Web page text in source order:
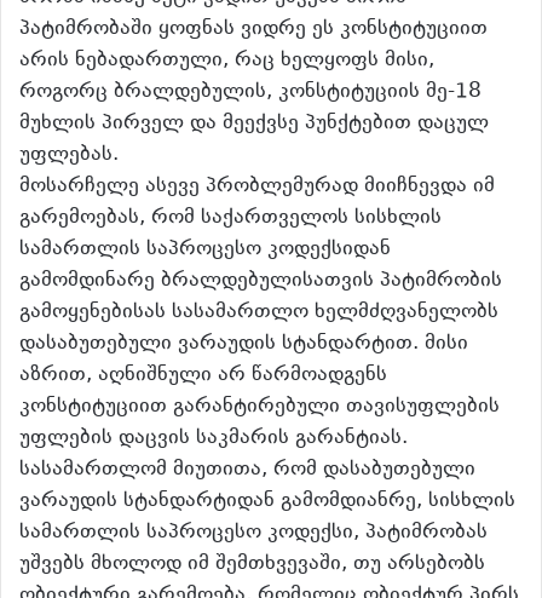
პატიმრობაში ყოფნას ვიდრე ეს კონსტიტუციით
არის ნებადართული, რაც ხელყოფს მისი,
როგორც ბრალდებულის, კონსტიტუციის მე-18
მუხლის პირველ და მეექვსე პუნქტებით დაცულ
უფლებას.
მოსარჩელე ასევე პრობლემურად მიიჩნევდა იმ
გარემოებას, რომ საქართველოს სისხლის
სამართლის საპროცესო კოდექსიდან
გამომდინარე ბრალდებულისათვის პატიმრობის
გამოყენებისას სასამართლო ხელმძღვანელობს
დასაბუთებული ვარაუდის სტანდარტით. მისი
აზრით, აღნიშნული არ წარმოადგენს
კონსტიტუციით გარანტირებული თავისუფლების
უფლების დაცვის საკმარის გარანტიას.
სასამართლომ მიუთითა, რომ დასაბუთებული
ვარაუდის სტანდარტიდან გამომდიანრე, სისხლის
სამართლის საპროცესო კოდექსი, პატიმრობას
უშვებს მხოლოდ იმ შემთხვევაში, თუ არსებობს